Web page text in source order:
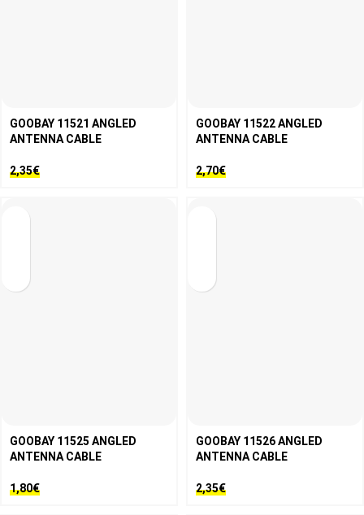
GOOBAY 11521 ANGLED
ANTENNA CABLE
2,35€
GOOBAY 11522 ANGLED
ANTENNA CABLE
2,70€
GOOBAY 11525 ANGLED
ANTENNA CABLE
1,80€
GOOBAY 11526 ANGLED
ANTENNA CABLE
2,35€